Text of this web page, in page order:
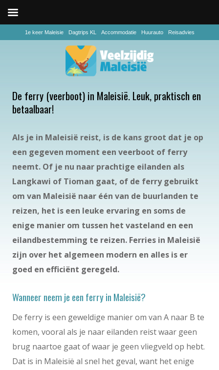
1e keer Maleisie Dagtrips KL Accommodatie Huurauto Reisadvies
De ferry (veerboot) in Maleisië. Leuk, praktisch en
betaalbaar!
Als je in Maleisië reist, is de kans groot dat je op
een gegeven moment een veerboot of ferry
neemt. Of je nu naar prachtige eilanden als
Langkawi of Tioman gaat, of de ferry gebruikt
om van Maleisië naar één van de buurlanden te
reizen, het is een leuke ervaring en soms de
enige manier om tussen het vasteland en een
eilandbestemming te reizen. Ferries in Maleisië
zijn over het algemeen modern en alles is er
goed en efficiënt geregeld.
Wanneer neem je een ferry in Maleisië?
De ferry is een geweldige manier om van A naar B te
komen, vooral als je naar eilanden reist waar geen
brug naartoe gaat of waar je geen vliegveld op hebt.
Dat is in Maleisië al snel het geval, want het enige